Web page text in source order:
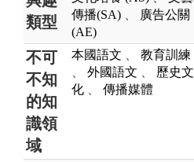
類型
傳播(SA)
廣告公關
(AE)
不可
不知
的知
識領
域
本國語文
教育訓練
外國語文
歷史文
化
傳播媒體